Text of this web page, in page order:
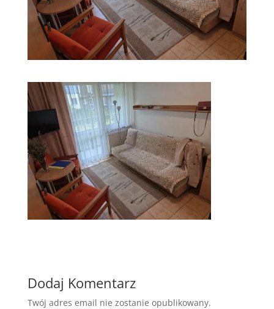
Dodaj Komentarz
Twój adres email nie zostanie opublikowany.